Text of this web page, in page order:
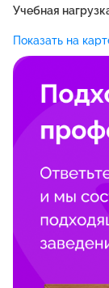
Учебная
Показать на